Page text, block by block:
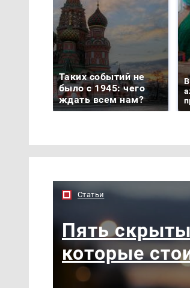
Таких событий не
было с 1945: чего
ждать всем нам?
Статьи
Пять
которые